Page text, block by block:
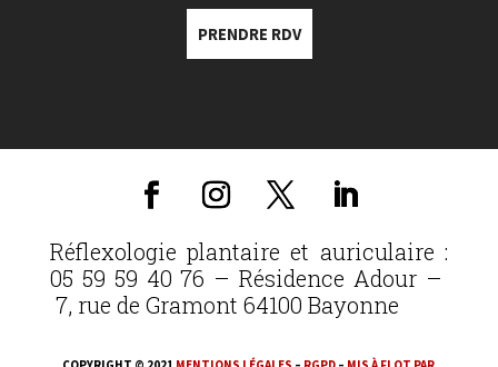
PRENDRE RDV
Réflexologie plantaire et auriculaire :
05 59 59 40 76 – Résidence Adour –
7, rue de Gramont 64100 Bayonne